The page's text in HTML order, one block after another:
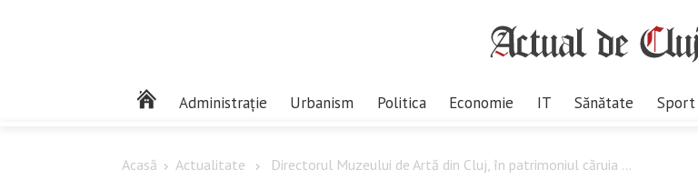
Administrație Urbanism Politica Economie IT Sănătate Sport
Acasă Actualitate Directorul Muzeului de Artă din Cluj, în patrimoniul căruia ...